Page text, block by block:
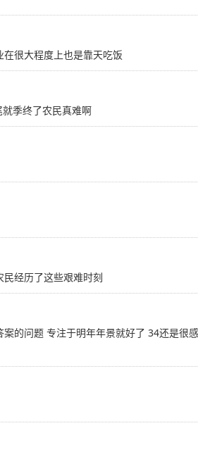
很大程度上也是靠天吃饭
季终了农民真难啊
经历了这些艰难时刻
的问题 专注于明年年景就好了 34还是很